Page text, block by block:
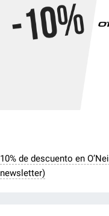
10% de descuento en
newsletter)